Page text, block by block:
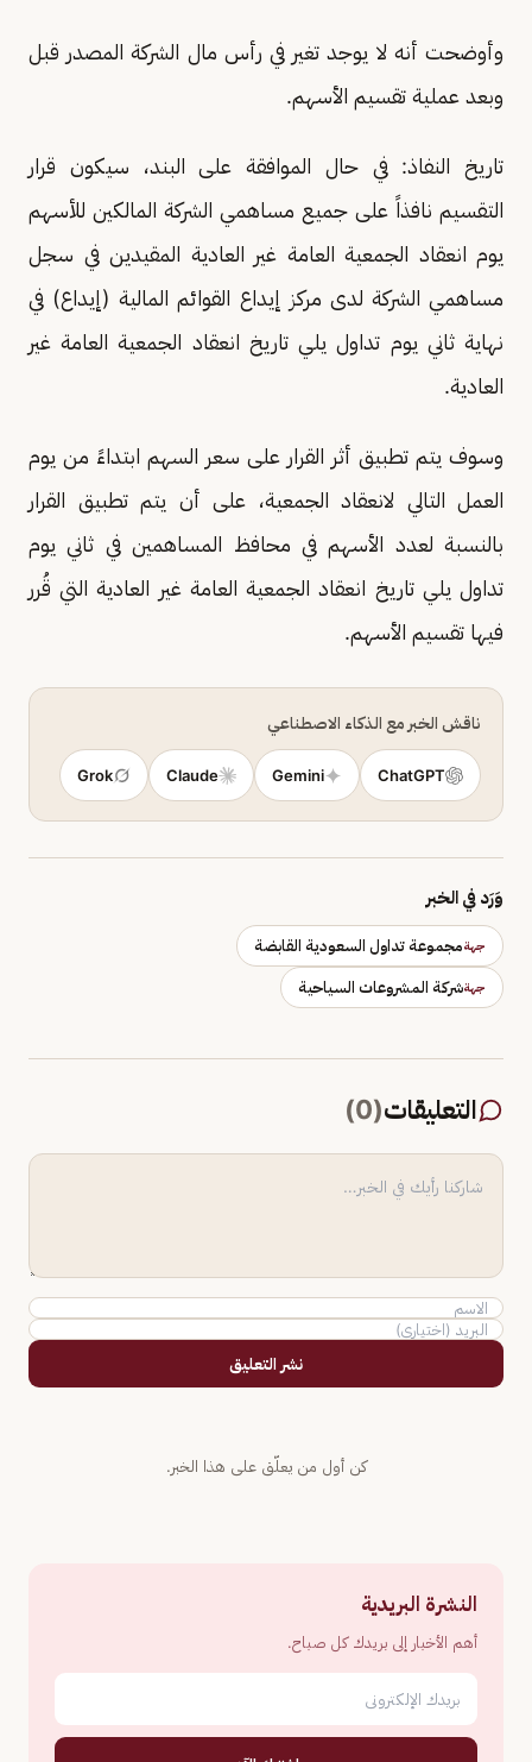
وأوضحت أنه لا يوجد تغير في رأس مال الشركة المصدر قبل
وبعد عملية تقسيم الأسهم.
تاريخ النفاذ: في حال الموافقة على البند، سيكون قرار
التقسيم نافذاً على جميع مساهمي الشركة المالكين للأسهم
يوم انعقاد الجمعية العامة غير العادية المقيدين في سجل
مساهمي الشركة لدى مركز إيداع القوائم المالية (إيداع) في
نهاية ثاني يوم تداول يلي تاريخ انعقاد الجمعية العامة غير
العادية.
وسوف يتم تطبيق أثر القرار على سعر السهم ابتداءً من يوم
العمل التالي لانعقاد الجمعية، على أن يتم تطبيق القرار
بالنسبة لعدد الأسهم في محافظ المساهمين في ثاني يوم
تداول يلي تاريخ انعقاد الجمعية العامة غير العادية التي قُرر
فيها تقسيم الأسهم.
ناقش الخبر مع الذكاء الاصطناعي
ChatGPT
Gemini
Claude
Grok
وَرَد في الخبر
جهةمجموعة تداول السعودية القابضة
جهةشركة المشروعات السياحية
التعليقات(
0
)
نشر التعليق
كن أول من يعلّق على هذا الخبر.
النشرة البريدية
أهم الأخبار إلى بريدك كل صباح.